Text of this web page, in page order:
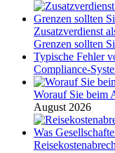
Zusatzverdienst
Grenzen sollten
Typische Fehler
Compliance-
Worauf Sie beim
August 2026